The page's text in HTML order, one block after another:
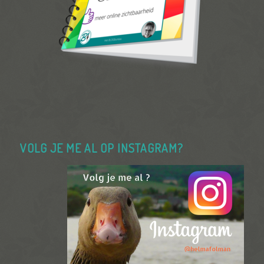
VOLG JE ME AL OP INSTAGRAM?